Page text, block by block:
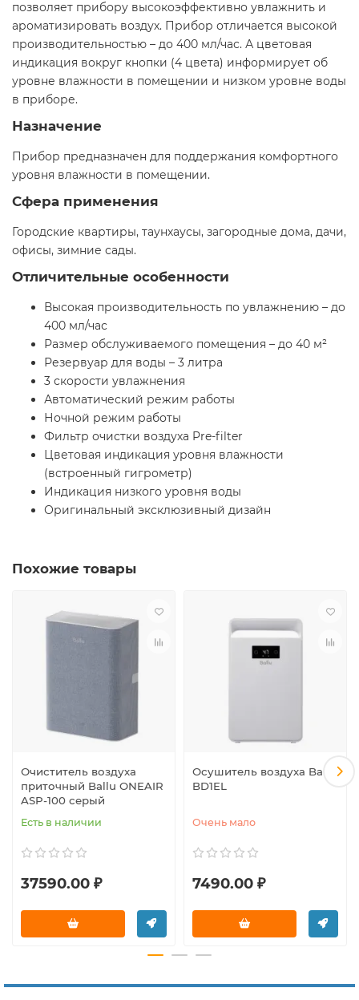
позволяет прибору высокоэффективно увлажнить и
ароматизировать воздух. Прибор отличается высокой
производительностью – до 400 мл/час. А цветовая
индикация вокруг кнопки (4 цвета) информирует об
уровне влажности в помещении и низком уровне воды
в приборе.
Назначение
Прибор предназначен для поддержания комфортного
уровня влажности в помещении.
Сфера применения
Городские квартиры, таунхаусы, загородные дома, дачи,
офисы, зимние сады.
Отличительные особенности
Высокая производительность по увлажнению – до
400 мл/час
Размер обслуживаемого помещения – до 40 м²
Резервуар для воды – 3 литра
3 скорости увлажнения
Автоматический режим работы
Ночной режим работы
Фильтр очистки воздуха Pre-filter
Цветовая индикация уровня влажности
(встроенный гигрометр)
Индикация низкого уровня воды
Оригинальный эксклюзивный дизайн
Похожие товары
Очиститель воздуха
приточный Ballu ONEAIR
ASP-100 серый
Есть в наличии
37590.00 ₽
Осушитель воздуха Ballu
BD1EL
Очень мало
7490.00 ₽